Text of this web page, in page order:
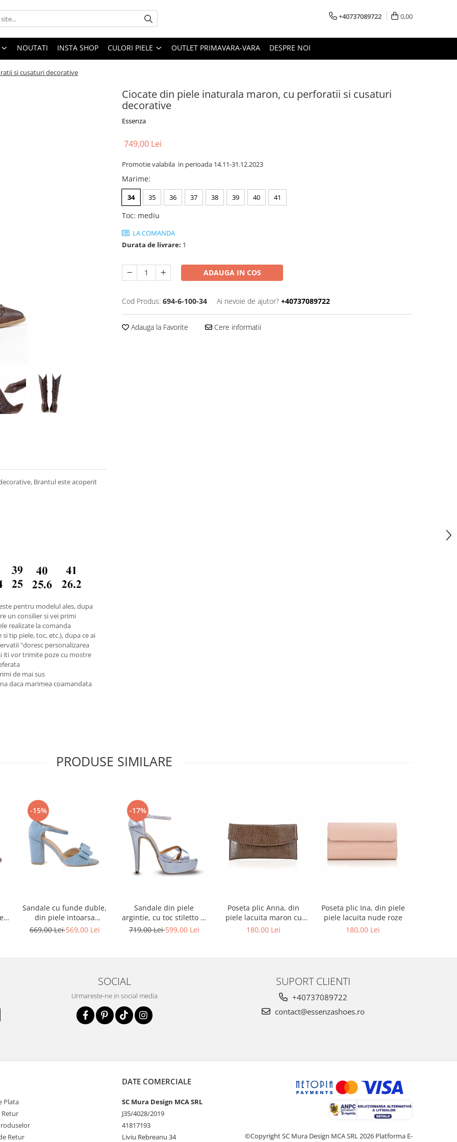
+40737089722 0,00
NOUTATI INSTA SHOP CULORI PIELE OUTLET PRIMAVARA-VARA DESPRE NOI
si cusaturi decorative
Ciocate din piele inaturala maron, cu perforatii si cusaturi
decorative
Essenza
749,00 Lei
Promotie valabila in perioada 14.11-31.12.2023
Marime:
34 35 36 37 38 39 40 41
Toc: mediu
LA COMANDA
Durata de livrare: 1
ADAUGA IN COS
Cod Produs: 694-6-100-34 Ai nevoie de ajutor? +40737089722
Adauga la Favorite Cere informatii
Brantul este acoperit
pentru modelul ales, dupa
un consilier si vei primi
realizate la comanda
tip piele, toc, etc.), dupa ce ai
"doresc personalizarea
iti vor trimite poze cu mostre
de mai sus
daca marimea coamandata
PRODUSE SIMILARE
-15%
Sandale cu funde duble,
din piele intoarsa
albastru deschis
669,00 Lei569,00 Lei
-17%
Sandale din piele
argintie, cu toc stiletto si
platforma
719,00 Lei599,00 Lei
Poseta plic Anna, din
piele lacuita maron cu
textura croco
180,00 Lei
Poseta plic Ina, din piele
piele lacuita nude roze
180,00 Lei
SOCIAL
Urmareste-ne in social media
SUPORT CLIENTI
+40737089722
contact@essenzashoes.ro
Plata
Retur
Retur
DATE COMERCIALE
SC Mura Design MCA SRL
J35/4028/2019
41817193
Liviu Rebreanu 34
©Copyright SC Mura Design MCA SRL 2026 Platforma E-